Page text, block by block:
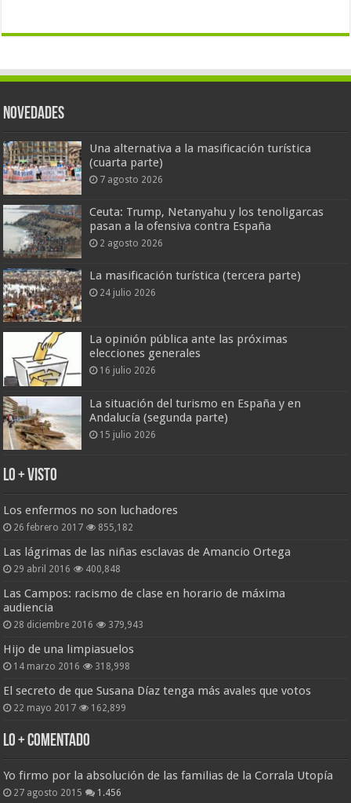
Novedades
Una alternativa a la masificación turística
(cuarta parte)
7 agosto 2026
Ceuta: Trump, Netanyahu y los tenoligarcas
pasan a la ofensiva contra España
2 agosto 2026
La masificación turística (tercera parte)
24 julio 2026
La opinión pública ante las próximas
elecciones generales
16 julio 2026
La situación del turismo en España y en
Andalucía (segunda parte)
15 julio 2026
Lo + Visto
Los enfermos no son luchadores
26 febrero 2017 855,182
Las lágrimas de las niñas esclavas de Amancio Ortega
29 abril 2016 400,848
Las Campos: racismo de clase en horario de máxima
audiencia
28 diciembre 2016 379,943
Hijo de una limpiasuelos
14 marzo 2016 318,998
El secreto de que Susana Díaz tenga más avales que votos
22 mayo 2017 162,899
Lo + Comentado
Yo firmo por la absolución de las familias de la Corrala Utopía
27 agosto 2015 1.456